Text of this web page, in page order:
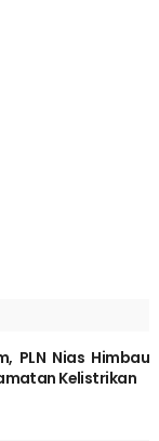
PLN Nias Himbau
Kelistrikan